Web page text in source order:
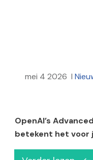
mei 4 2026 I
OpenAI’s
betekent het voor